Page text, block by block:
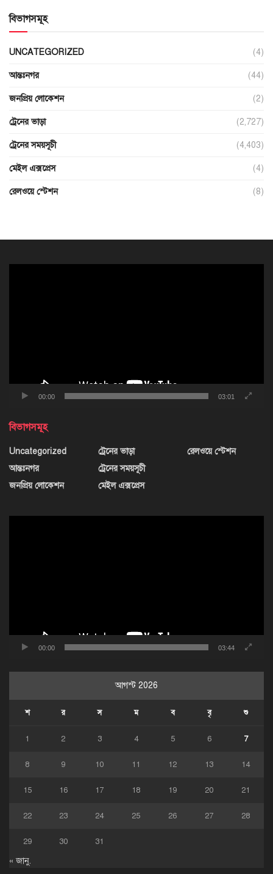
বিভাগসমূহ
UNCATEGORIZED (4)
আন্তঃনগর (44)
জনপ্রিয় লোকেশন (2)
ট্রেনের ভাড়া (2,727)
ট্রেনের সময়সূচী (4,403)
মেইল এক্সপ্রেস (4)
রেলওয়ে স্টেশন (8)
00:00 03:01
বিভাগসমূহ
Uncategorized
আন্তঃনগর
জনপ্রিয় লোকেশন
ট্রেনের ভাড়া
ট্রেনের সময়সূচী
মেইল এক্সপ্রেস
রেলওয়ে স্টেশন
00:00 03:44
আগস্ট 2026
শ র স ম ব বৃ শু
1 2 3 4 5 6 7
8 9 10 11 12 13 14
15 16 17 18 19 20 21
22 23 24 25 26 27 28
29 30 31
« জানু.